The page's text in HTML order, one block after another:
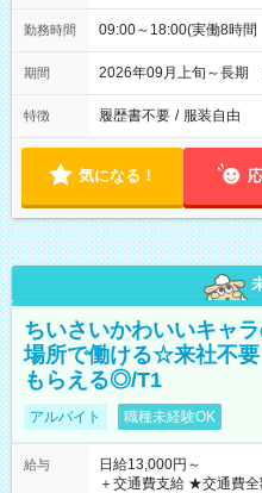
勤務時間 09:00～18:00(実働8時
期間 2026年09月上旬～長期
特徴 履歴書不要 / 服装自由
気になる！
ちいさいかわいいキャ
場所で働ける☆来社不
もらえる◎/T1
アルバイト 職種未経験OK
給与
日給13,000円～
＋交通費支給 ★交通費全額支給！ ┗案件により規定あり ★日払